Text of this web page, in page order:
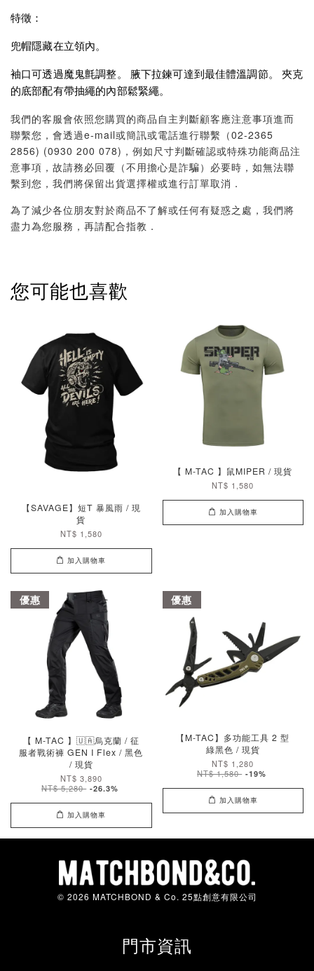
特徵：
兜帽隱藏在立領內。
袖口可透過魔鬼氈調整。 腋下拉鍊可達到最佳體溫調節。 夾克
的底部配有帶抽繩的內部鬆緊繩。
我們的客服會依照您購買的商品自主判斷顧客應注意事項進而
聯繫您，會透過e-mail或簡訊或電話進行聯繫（02-2365
2856) (0930 200 078)，例如尺寸判斷確認或特殊功能商品注
意事項，故請務必回覆（不用擔心是詐騙）必要時，如無法聯
繫到您，我們將保留出貨選擇權或進行訂單取消．
為了減少各位朋友對於商品不了解或任何有疑惑之處，我們將
盡力為您服務，再請配合指教．
您可能也喜歡
【SAVAGE】短T 暴風雨 / 現
貨
NT$ 1,580
加入購物車
【 M-TAC 】鼠MIPER / 現貨
NT$ 1,580
加入購物車
優惠
【 M-TAC 】🇺🇦烏克蘭 / 征
服者戰術褲 GEN I Flex / 黑色
/ 現貨
NT$ 3,890
NT$ 5,280 -26.3%
加入購物車
優惠
【M-TAC】多功能工具 2 型
綠黑色 / 現貨
NT$ 1,280
NT$ 1,580 -19%
加入購物車
© 2026 MATCHBOND & Co. 25點創意有限公司
門市資訊